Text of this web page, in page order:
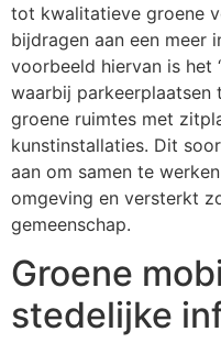
tot kwalitatieve groene
bijdragen aan een meer
voorbeeld hiervan is het
waarbij
groene ruimtes met
kunstinstallaties. Dit
aan om samen te
omgeving en versterkt
gemeenschap.
Groene
stedelijke